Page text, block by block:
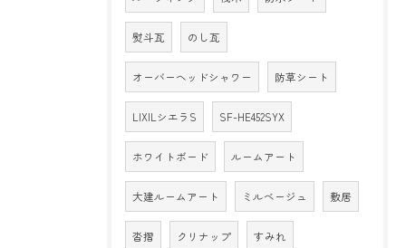
熨斗瓦 のし瓦
オーバーヘッドシャワー 防草シート
LIXILシエラS SF-HE452SYX
ホワイトボード ルームアート
大建ルームアート ミルベージュ 敷居
沓摺 クリナップ すみれ